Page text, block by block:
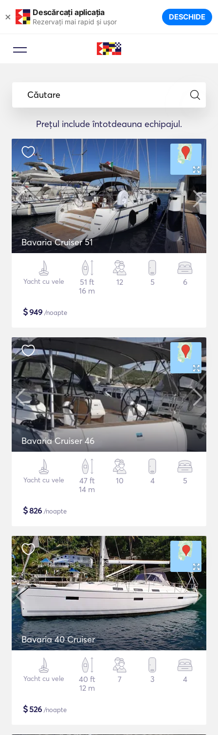
× Descărcați aplicația
Rezervați mai rapid și ușor DESCHIDE
Căutare
Prețul include întotdeauna echipajul.
Bavaria Cruiser 51
Yacht cu vele
51 ft
16 m
12 5 6
$949 /noapte
Bavaria Cruiser 46
Yacht cu vele
47 ft
14 m
10 4 5
$826 /noapte
Bavaria 40 Cruiser
Yacht cu vele
40 ft
12 m
7 3 4
$526 /noapte